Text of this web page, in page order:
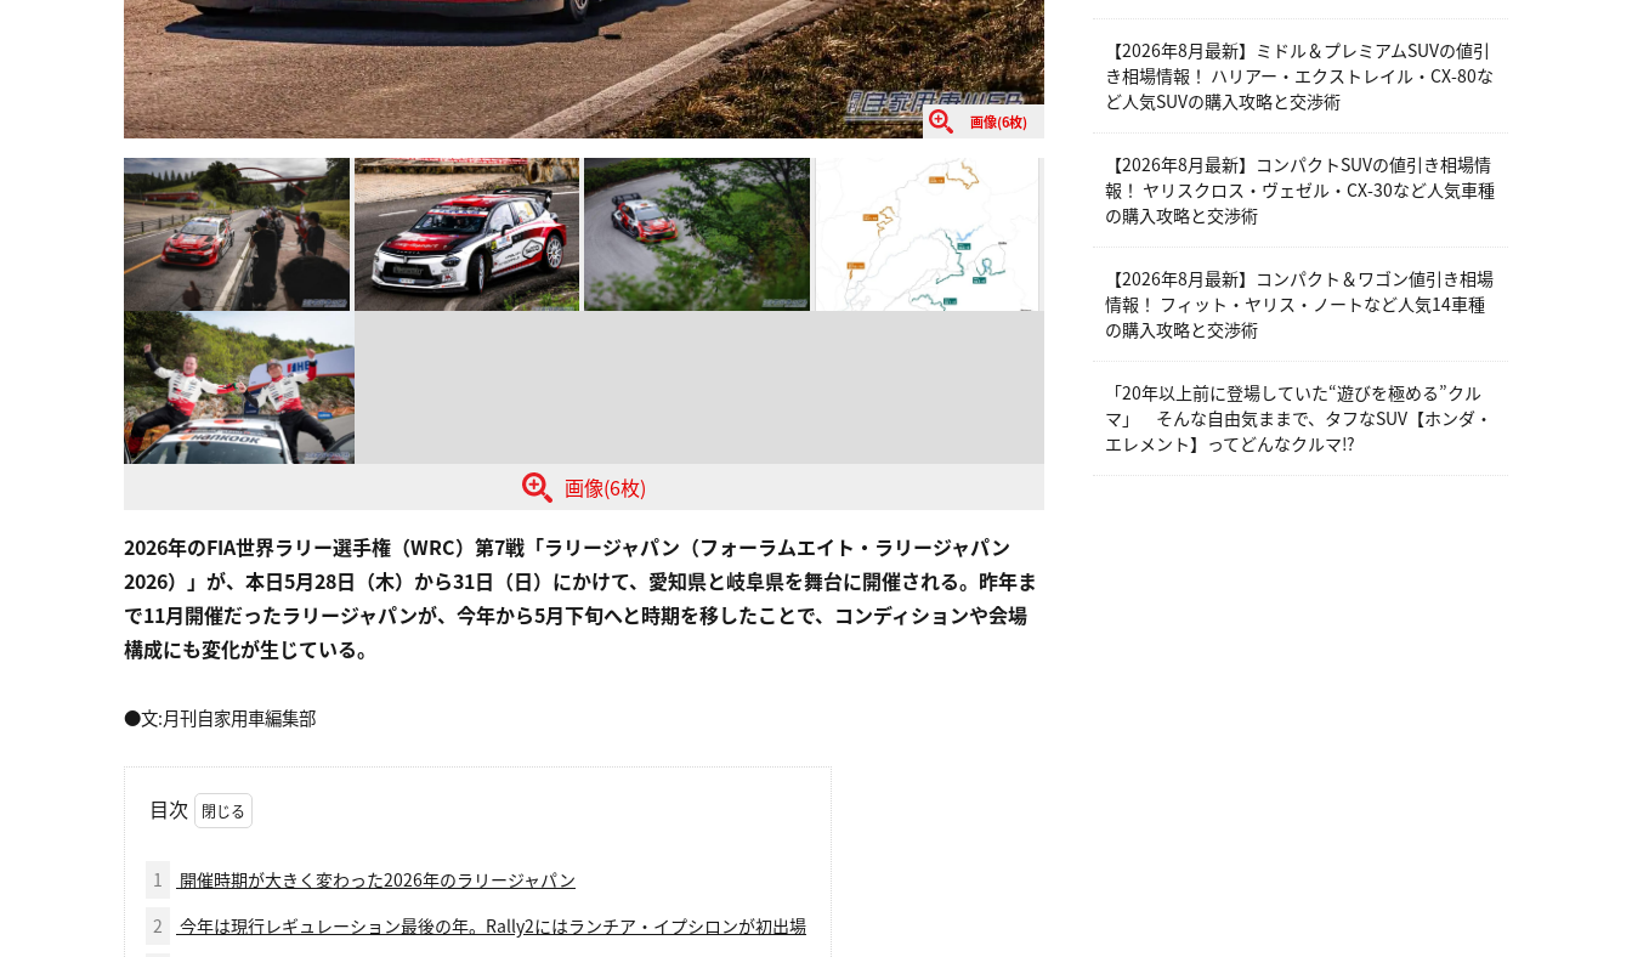
画像(6枚)
画像(6枚)
2026年のFIA世界ラリー選手権（WRC）第7戦「ラリージャパン（フォーラムエイト・ラリージャパン
2026）」が、本日5月28日（木）から31日（日）にかけて、愛知県と岐阜県を舞台に開催される。昨年ま
で11月開催だったラリージャパンが、今年から5月下旬へと時期を移したことで、コンディションや会場
構成にも変化が生じている。
●文:月刊自家用車編集部
目次
1
開催時期が大きく変わった2026年のラリージャパン
2
今年は現行レギュレーション最後の年。Rally2にはランチア・イプシロンが初出場
【2026年8月最新】ミドル＆プレミアムSUVの値引
き相場情報！ ハリアー・エクストレイル・CX-80な
ど人気SUVの購入攻略と交渉術
【2026年8月最新】コンパクトSUVの値引き相場情
報！ ヤリスクロス・ヴェゼル・CX-30など人気車種
の購入攻略と交渉術
【2026年8月最新】コンパクト＆ワゴン値引き相場
情報！ フィット・ヤリス・ノートなど人気14車種
の購入攻略と交渉術
「20年以上前に登場していた“遊びを極める”クル
マ」 そんな自由気ままで、タフなSUV【ホンダ・
エレメント】ってどんなクルマ⁉︎